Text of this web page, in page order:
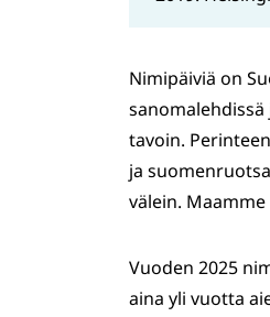
Nimipäiviä on
tavoin.
ja
välein.
Vuoden 2025
aina yli vuotta